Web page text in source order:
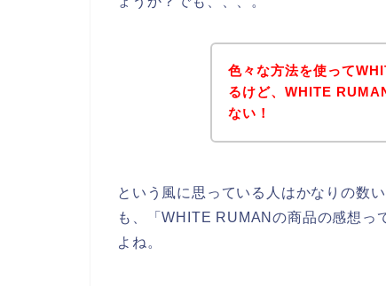
色々な方法を使って
るけど、WHITE
ない！
という風に思っている人はかなりの数
も、「WHITE RUMANの商品の感想っ
よね。